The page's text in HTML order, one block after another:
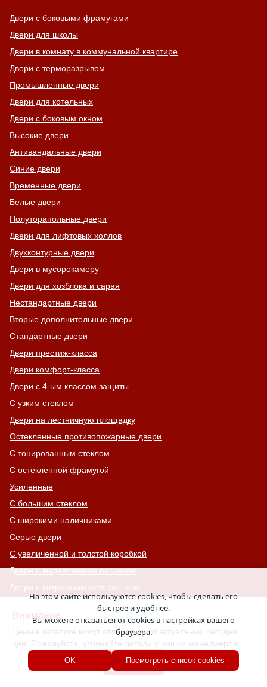
Внимание
Цены в каталоге могут отличаться от актуальных сегодня
цен. Пожалуйста, уточняйте детали у наших менеджеров.
Хорошо
Двери с боковыми фрамугами
Двери для школы
Двери в комнату в коммунальной квартире
Двери с терморазрывом
Промышленные двери
Двери для котельных
Двери с боковым окном
Высокие двери
Антивандальные двери
Синие двери
Временные двери
Белые двери
Полуторапольные двери
Двери для лифтовых холлов
Двухконтурные двери
Двери в мусорокамеру
Двери для хозблока и сарая
Нестандартные двери
Вторые дополнительные двери
Стандартные двери
Двери престиж-класса
Двери комфорт-класса
Двери с 4-ым классом защиты
С узким стеклом
Двери на лестничную площадку
Остекленные противопожарные двери
С тонированным стеклом
С остекленной фрамугой
Усиленные
С большим стеклом
С широкими наличниками
Серые двери
С увеличенной и толстой коробкой
Двери с выдавленным рисунком
Двери с витражным остеклением
Двери с английской решеткой
Глухие противопожарные двери
Однопольные противопожарные двери
Двери со львом
Двери Антипаника
На этом сайте используются cookies, чтобы сделать его
быстрее и удобнее.
Вы можете отказаться от cookies в настройках вашего
браузера.
OK Посмотреть список cookies